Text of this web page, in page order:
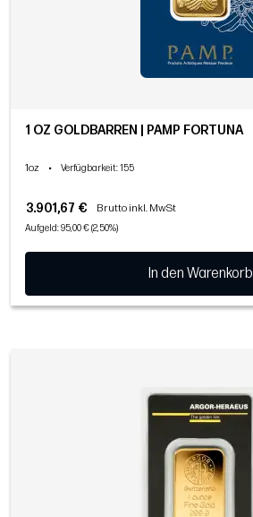
1 OZ GOLDBARREN | PAMP FORTUNA
1oz • Verfügbarkeit: 155
3.901,67 € Brutto inkl. MwSt
Aufgeld: 95,00 € (2,50%)
In den Warenkorb